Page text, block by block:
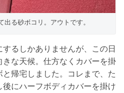
出る砂ボコリ。アウトです。
るしかありませんが、この日
な天候。仕方なくカバーを掛
帰宅しました。コレまで、た
後にハーフボディカバーを掛け